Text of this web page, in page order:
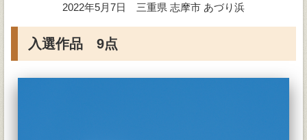
2022年5月7日 三重県 志摩市 あづり浜
入選作品 9点